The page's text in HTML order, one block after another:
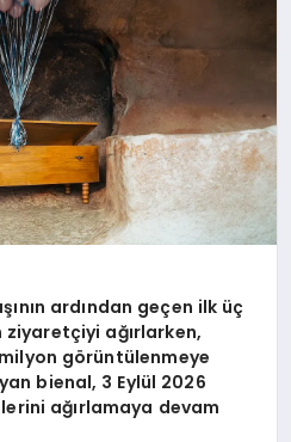
ardından geçen ilk üç
ziyaretçiyi ağırlarken,
görüntülenmeye
bienal, 3 Eylül 2026
ağırlamaya devam